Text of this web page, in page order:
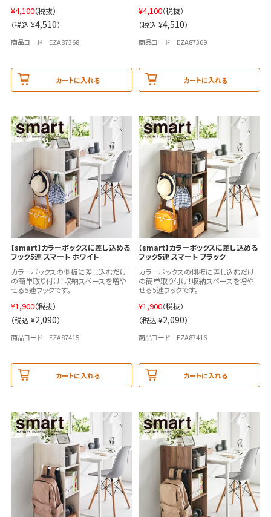
¥4,100（税抜）
（税込 ¥4,510）
商品コード EZA87368
カートに入れる
¥4,100（税抜）
（税込 ¥4,510）
商品コード EZA87369
カートに入れる
【smart】カラーボックスに差し込める
フック5連 スマート ホワイト
カラーボックスの側板に差し込むだけ
の簡単取り付け！収納スペースを増や
せる5連フックです。
¥1,900（税抜）
（税込 ¥2,090）
商品コード EZA87415
カートに入れる
【smart】カラーボックスに差し込める
フック5連 スマート ブラック
カラーボックスの側板に差し込むだけ
の簡単取り付け！収納スペースを増や
せる5連フックです。
¥1,900（税抜）
（税込 ¥2,090）
商品コード EZA87416
カートに入れる